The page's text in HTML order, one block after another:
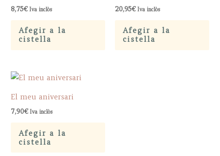
8,75€ Iva inclòs
Afegir a la
cistella
20,95€ Iva inclòs
Afegir a la
cistella
El meu aniversari
7,90€ Iva inclòs
Afegir a la
cistella